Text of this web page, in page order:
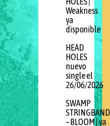
Weakness
ya
disponible
HEAD
HOLES
nuevo
single el
26/06/2026
SWAMP
STRINGBAND
– BLOOM | ya